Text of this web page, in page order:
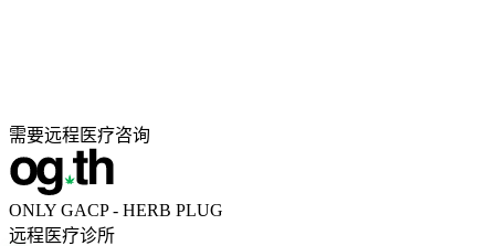
需要远程医疗咨询
ONLY GACP - HERB PLUG
远程医疗诊所